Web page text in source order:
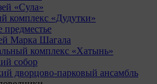
«Сула»
комплекс «Дудутки»
предместье
Марка Шагала
комплекс «Хатынь»
собор
дворцово-парковый ансамбль